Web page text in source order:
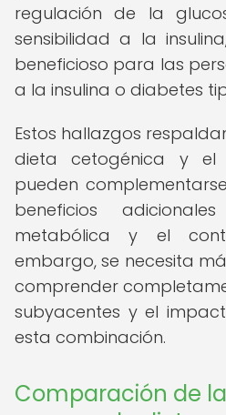
regulación de la
sensibilidad a la
beneficioso para las
a la insulina o diabetes
Estos hallazgos
dieta cetogénica y el
pueden
beneficios
metabólica y el
embargo, se necesita
comprender
subyacentes y el
esta combinación.
Comparación de